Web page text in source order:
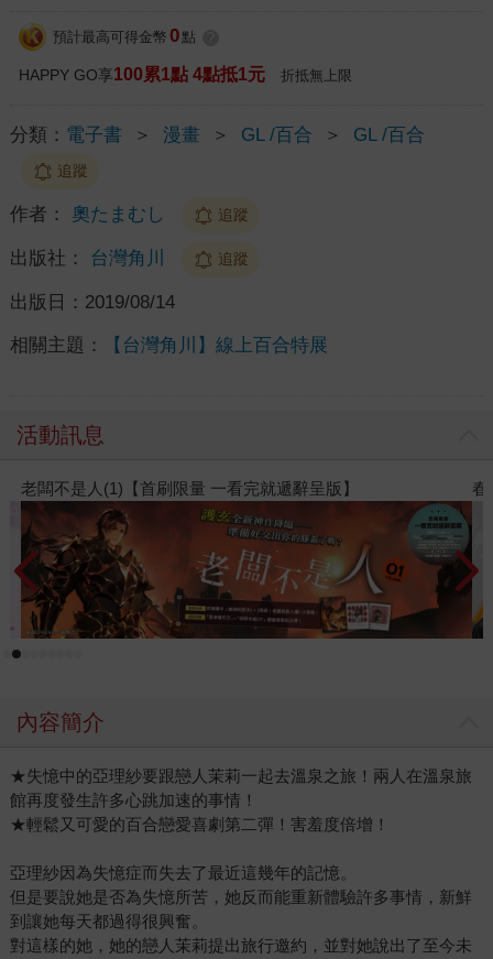
預計最高可得金幣 0 點
HAPPY GO享100累1點 4點抵1元 折抵無上限
分類： 電子書 ＞ 漫畫 ＞ GL /百合 ＞ GL /百合
追蹤
作者： 奧たまむし 追蹤
出版社： 台灣角川 追蹤
出版日： 2019/08/14
相關主題： 【台灣角川】線上百合特展
活動訊息
春光ｘ奇幻基地｜全書系展
內容簡介
★失憶中的亞理紗要跟戀人茉莉一起去溫泉之旅！兩人在溫泉旅
館再度發生許多心跳加速的事情！
★輕鬆又可愛的百合戀愛喜劇第二彈！害羞度倍增！
亞理紗因為失憶症而失去了最近這幾年的記憶。
但是要說她是否為失憶所苦，她反而能重新體驗許多事情，新鮮
到讓她每天都過得很興奮。
對這樣的她，她的戀人茉莉提出旅行邀約，並對她說出了至今未